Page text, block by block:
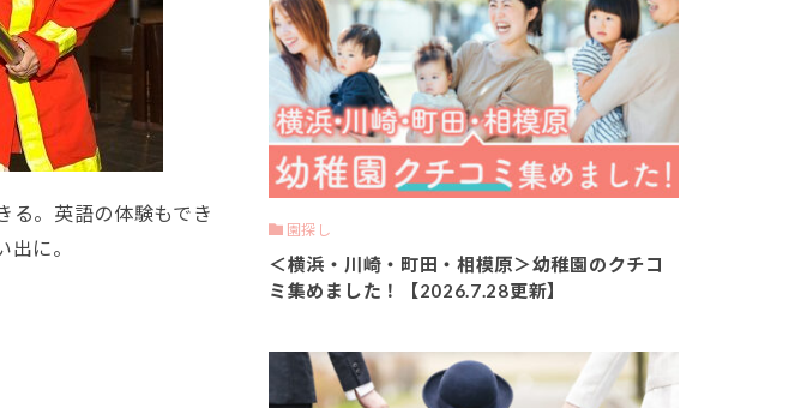
る。英語の体験もでき
に。
園探し
＜横浜・川崎・町田・相模原＞幼稚園のクチコ
ミ集めました！【2026.7.28更新】